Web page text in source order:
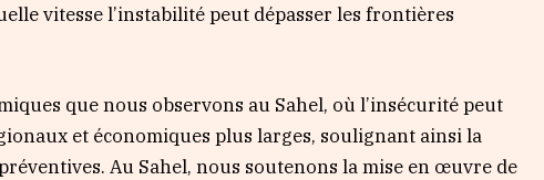
vitesse l’instabilité peut dépasser les frontières
que nous observons au Sahel, où l’insécurité peut
et économiques plus larges, soulignant ainsi la
Au Sahel, nous soutenons la mise en œuvre de